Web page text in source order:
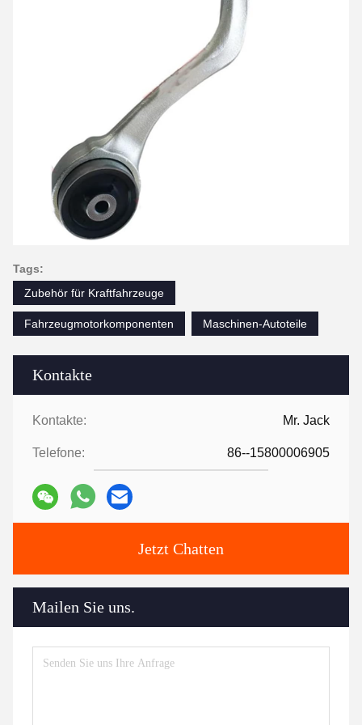
Kontakte
Kontakte: Mr. Jack
Telefone: 86--15800006905
Jetzt Chatten
Mailen Sie uns.
Tags:
Zubehör für Kraftfahrzeuge
Fahrzeugmotorkomponenten Maschinen-Autoteile